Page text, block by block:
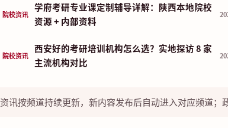
院校资讯
学府考研专业课定制辅导详解：陕西本地院校
资源 + 内部资料
院校资讯
西安好的考研培训机构怎么选？实地探访 8 家
主流机构对比
资讯按频道持续更新，新内容发布后自动进入对应频道；